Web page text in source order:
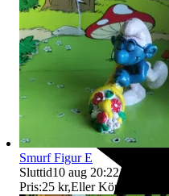
Smurf Figur E
Sluttid10 aug 20:22.
Pris:25 kr,Eller Köp nu